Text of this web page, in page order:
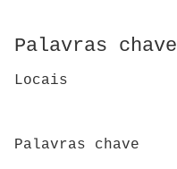
Palavras chave
Locais
Palavras chave